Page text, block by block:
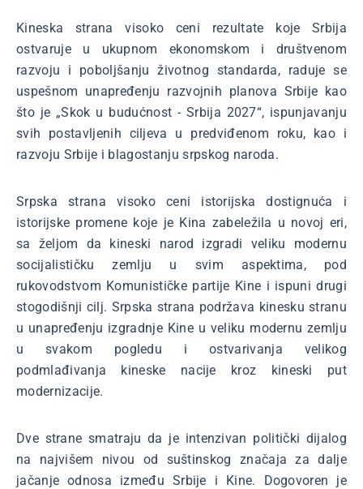
Kineska strana visoko ceni rezultate koje Srbija
ostvaruje u ukupnom ekonomskom i društvenom
razvoju i poboljšanju životnog standarda, raduje se
uspešnom unapređenju razvojnih planova Srbije kao
što je „Skok u budućnost - Srbija 2027“, ispunjavanju
svih postavljenih ciljeva u predviđenom roku, kao i
razvoju Srbije i blagostanju srpskog naroda.
Srpska strana visoko ceni istorijska dostignuća i
istorijske promene koje je Kina zabeležila u novoj eri,
sa željom da kineski narod izgradi veliku modernu
socijalističku zemlju u svim aspektima, pod
rukovodstvom Komunističke partije Kine i ispuni drugi
stogodišnji cilj. Srpska strana podržava kinesku stranu
u unapređenju izgradnje Kine u veliku modernu zemlju
u svakom pogledu i ostvarivanja velikog
podmlađivanja kineske nacije kroz kineski put
modernizacije.
Dve strane smatraju da je intenzivan politički dijalog
na najvišem nivou od suštinskog značaja za dalje
jačanje odnosa između Srbije i Kine. Dogovoren je